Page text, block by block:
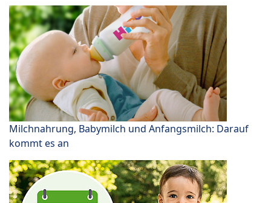
Milchnahrung, Babymilch und Anfangsmilch: Darauf
kommt es an